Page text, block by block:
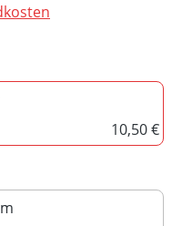
10,50 €